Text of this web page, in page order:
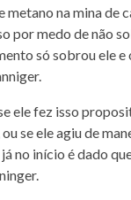
metano na mina de
por medo de não
só sobrou ele
ele fez isso
se ele agiu de
no início é dado